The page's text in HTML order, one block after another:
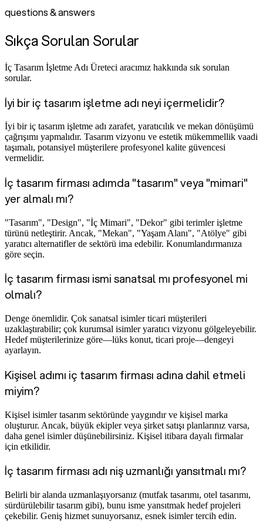
questions & answers
Sıkça Sorulan Sorular
İç Tasarım İşletme Adı Üreteci aracımız hakkında sık sorulan
sorular.
İyi bir iç tasarım işletme adı neyi içermelidir?
İyi bir iç tasarım işletme adı zarafet, yaratıcılık ve mekan dönüşümü
çağrışımı yapmalıdır. Tasarım vizyonu ve estetik mükemmellik vaadi
taşımalı, potansiyel müşterilere profesyonel kalite güvencesi
vermelidir.
İç tasarım firması adımda "tasarım" veya "mimari"
yer almalı mı?
"Tasarım", "Design", "İç Mimari", "Dekor" gibi terimler işletme
türünü netleştirir. Ancak, "Mekan", "Yaşam Alanı", "Atölye" gibi
yaratıcı alternatifler de sektörü ima edebilir. Konumlandırmanıza
göre seçin.
İç tasarım firması ismi sanatsal mı profesyonel mi
olmalı?
Denge önemlidir. Çok sanatsal isimler ticari müşterileri
uzaklaştırabilir; çok kurumsal isimler yaratıcı vizyonu gölgeleyebilir.
Hedef müşterilerinize göre—lüks konut, ticari proje—dengeyi
ayarlayın.
Kişisel adımı iç tasarım firması adına dahil etmeli
miyim?
Kişisel isimler tasarım sektöründe yaygındır ve kişisel marka
oluşturur. Ancak, büyük ekipler veya şirket satışı planlarınız varsa,
daha genel isimler düşünebilirsiniz. Kişisel itibara dayalı firmalar
için etkilidir.
İç tasarım firması adı niş uzmanlığı yansıtmalı mı?
Belirli bir alanda uzmanlaşıyorsanız (mutfak tasarımı, otel tasarımı,
sürdürülebilir tasarım gibi), bunu isme yansıtmak hedef projeleri
çekebilir. Geniş hizmet sunuyorsanız, esnek isimler tercih edin.